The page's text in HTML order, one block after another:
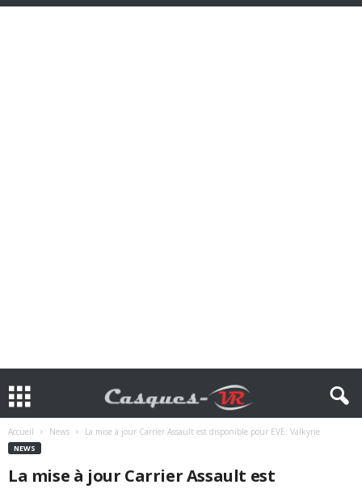
Accueil News La mise à jour Carrier Assault est disponible pour EVE: Valkyrie
NEWS
La mise à jour Carrier Assault est